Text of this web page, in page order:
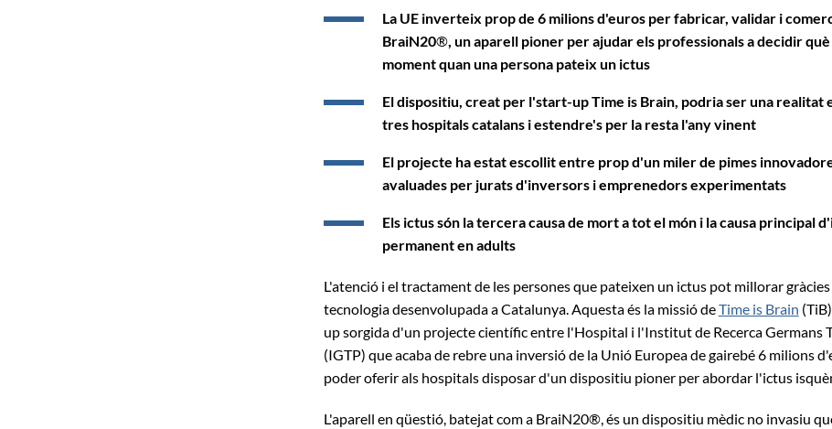
La UE inverteix prop de 6 milions d'euros per fabricar, validar i
BraiN20®, un aparell pioner per ajudar els professionals a decidir
moment quan una persona pateix un ictus
El dispositiu, creat per l'start-up Time is Brain, podria ser una realitat
tres hospitals catalans i estendre's per la resta l'any vinent
El projecte ha estat escollit entre prop d'un miler de pimes
avaluades per jurats d'inversors i emprenedors experimentats
Els ictus són la tercera causa de mort a tot el món i la causa principal
permanent en adults
L'atenció i el tractament de les persones que pateixen un ictus pot millorar gràcies
tecnologia desenvolupada a Catalunya. Aquesta és la missió deTime is Brain
up sorgida d'un projecte científic entre l'Hospital i l'Institut de Recerca Germans
(IGTP) que acaba de rebre una inversió de la Unió Europea de gairebé 6 milions
poder oferir als hospitals disposar d'un dispositiu pioner per abordar l'ictus
L'aparell en qüestió, batejat com a BraiN20®, és un dispositiu mèdic no invasiu